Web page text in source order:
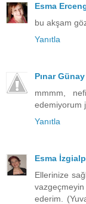
Esma
bu akşam
Yanıtla
Pınar Günay
mmmm,
edemiyorum
Yanıtla
Esma
Ellerinize
ederim.